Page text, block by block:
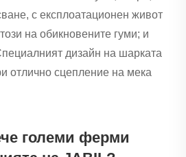
с експлоатационен живот
на обикновените гуми; и
дизайн на шарката
отлично сцепление на мека
големи ферми